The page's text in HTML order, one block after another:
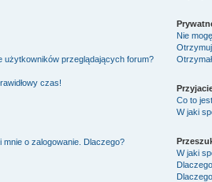
użytkowników przeglądających forum?
czas!
o zalogowanie. Dlaczego?
Nie
Co to
W jaki
W jaki